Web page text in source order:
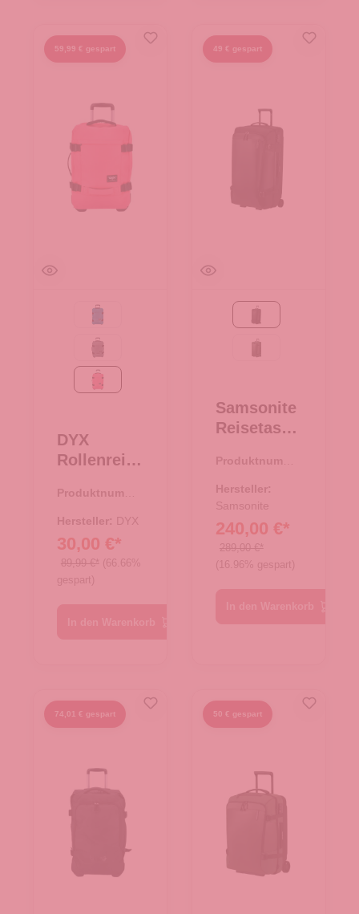
59,99 € gespart
blau
grau
pink
DYX
Rollenreise
50cm
Cabin Size
pink
Produktnumme
Hersteller: DYX
30,00 €*
89,99 €* (66.66%
gespart)
49 € gespart
Black
Moss
Samsonite
Reisetasch
Rollen
79/29
Armox
Black
Produktnumme
Hersteller:
Samsonite
240,00 €*
289,00 €*
(16.96% gespart)
74,01 € gespart 50 € gespart